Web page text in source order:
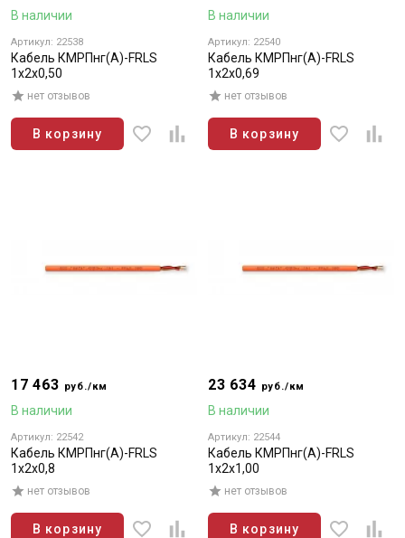
В наличии
Артикул: 22538
Кабель КМРПнг(А)-FRLS
1х2х0,50
нет отзывов
В корзину
В наличии
Артикул: 22540
Кабель КМРПнг(А)-FRLS
1х2х0,69
нет отзывов
В корзину
17 463 руб./км
В наличии
Артикул: 22542
Кабель КМРПнг(А)-FRLS
1х2х0,8
нет отзывов
В корзину
23 634 руб./км
В наличии
Артикул: 22544
Кабель КМРПнг(А)-FRLS
1х2х1,00
нет отзывов
В корзину